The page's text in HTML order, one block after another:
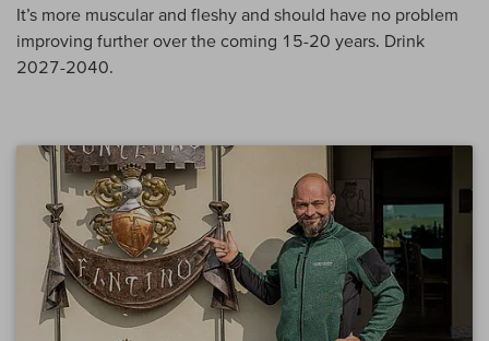
It’s more muscular and fleshy and should have no problem
improving further over the coming 15-20 years. Drink
2027-2040.